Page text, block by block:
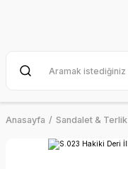
Anasayfa Sandalet & Terlik